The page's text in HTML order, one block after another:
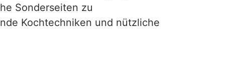
Sonderseiten zu
Kochtechniken und nützliche